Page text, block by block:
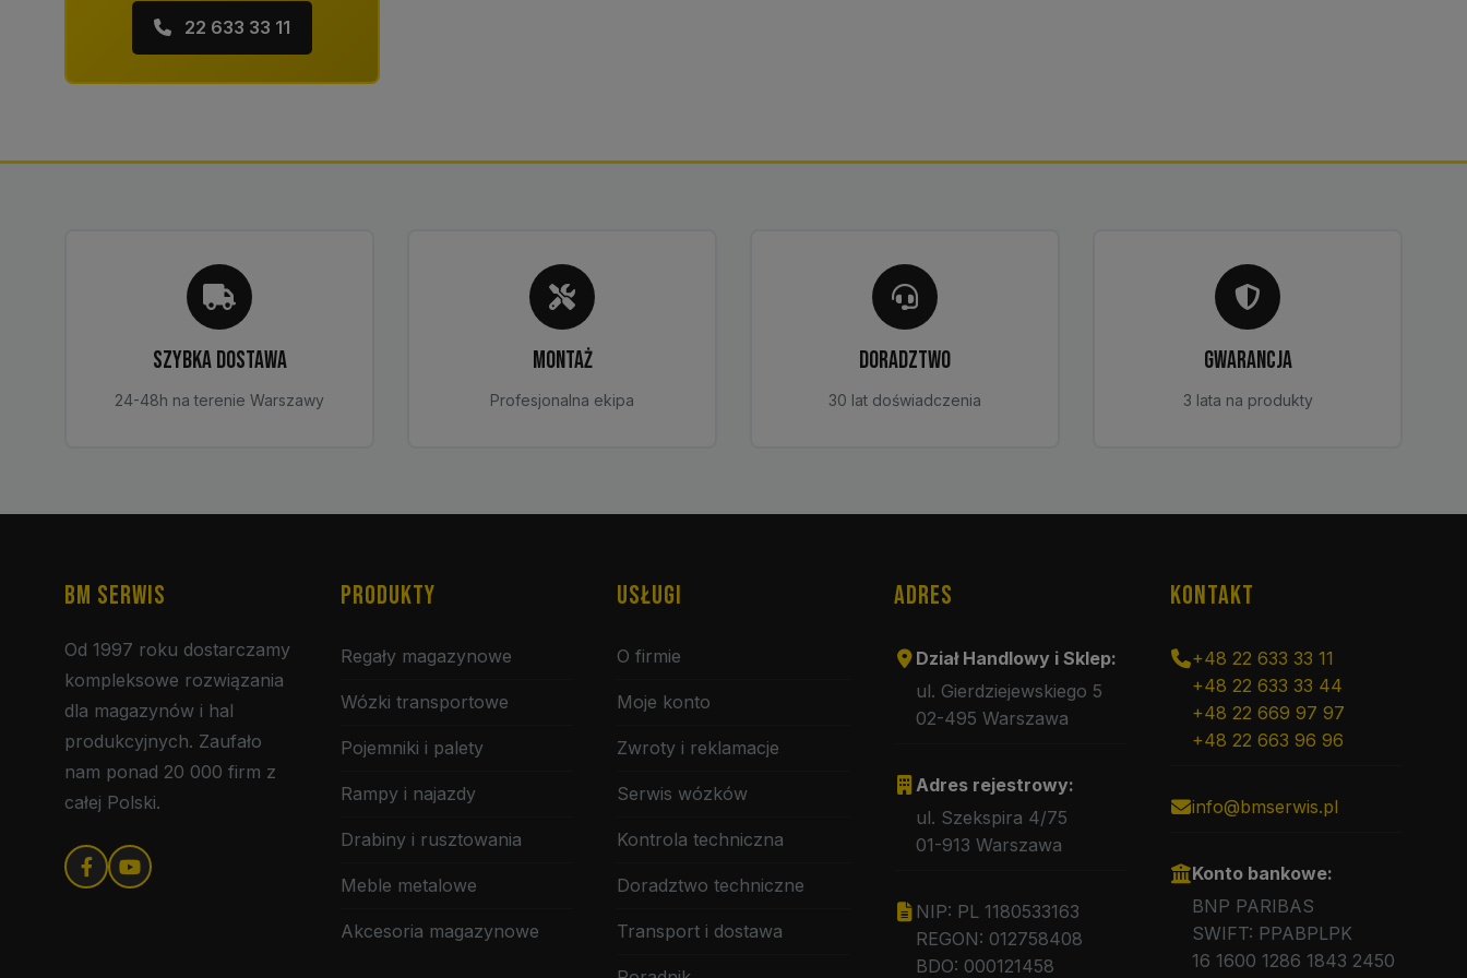
22 633 33 11
SZYBKA DOSTAWA
24-48h na terenie Warszawy
MONTAŻ
Profesjonalna ekipa
DORADZTWO
30 lat doświadczenia
GWARANCJA
3 lata na produkty
BM SERWIS
Od 1997 roku dostarczamy
kompleksowe rozwiązania
dla magazynów i hal
produkcyjnych. Zaufało
nam ponad 20 000 firm z
całej Polski.
PRODUKTY
Regały magazynowe
Wózki transportowe
Pojemniki i palety
Rampy i najazdy
Drabiny i rusztowania
Meble metalowe
Akcesoria magazynowe
USŁUGI
O firmie
Moje konto
Zwroty i reklamacje
Serwis wózków
Kontrola techniczna
Doradztwo techniczne
Transport i dostawa
ADRES
Dział Handlowy i Sklep:
ul. Gierdziejewskiego 5
02-495 Warszawa
Adres rejestrowy:
ul. Szekspira 4/75
01-913 Warszawa
NIP: PL 1180533163
REGON: 012758408
BDO: 000121458
KONTAKT
+48 22 633 33 11
+48 22 633 33 44
+48 22 669 97 97
+48 22 663 96 96
info@bmserwis.pl
Konto bankowe:
BNP PARIBAS
SWIFT: PPABPLPK
16 1600 1286 1843 2450